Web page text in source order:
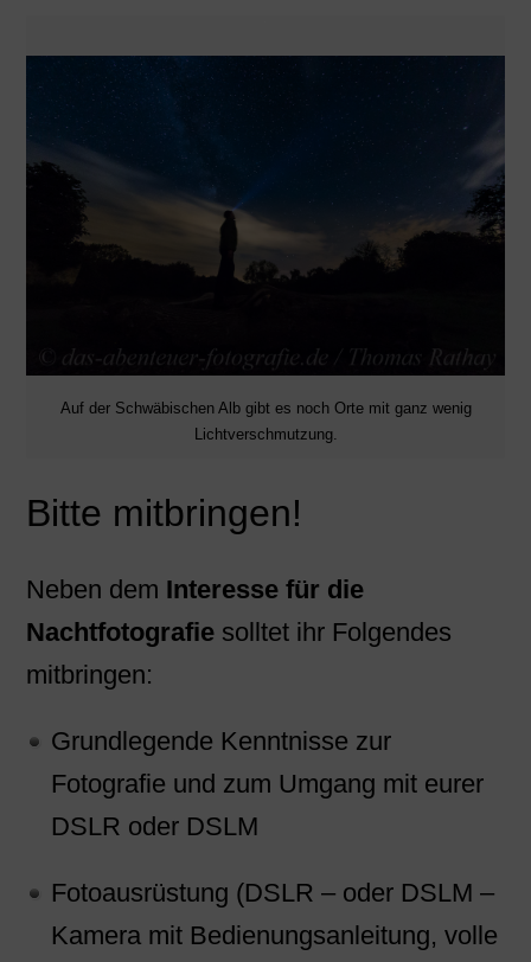
Auf der Schwäbischen Alb gibt es noch Orte mit ganz wenig
Lichtverschmutzung.
Bitte mitbringen!
Neben dem Interesse für die
Nachtfotografiesolltet ihr Folgendes
mitbringen:
Grundlegende Kenntnisse zur
Fotografie und zum Umgang mit eurer
DSLR oder DSLM
Fotoausrüstung (DSLR – oder DSLM –
Kamera mit Bedienungsanleitung, volle